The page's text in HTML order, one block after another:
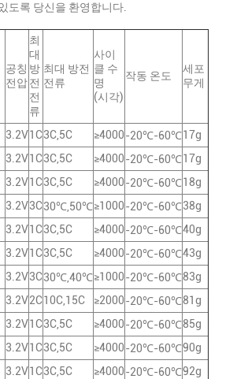
도록 당신을 환영합니다.
공칭
전압
최
대
방
전
전
류
최대 방전
전류
사이
클 수
명
(시각)
작동 온도
세포
무게
3.2V1C3C,5C ≥4000-20℃-60℃17g
3.2V1C3C,5C ≥4000-20℃-60℃17g
3.2V1C3C,5C ≥4000-20℃-60℃18g
3.2V3C30℃,50℃≥1000-20℃-60℃38g
3.2V1C3C,5C ≥4000-20℃-60℃40g
3.2V1C3C,5C ≥4000-20℃-60℃43g
3.2V3C30℃,40℃≥1000-20℃-60℃83g
3.2V2C10C,15C ≥2000-20℃-60℃81g
3.2V1C3C,5C ≥4000-20℃-60℃85g
3.2V1C3C,5C ≥4000-20℃-60℃90g
3.2V1C3C,5C ≥4000-20℃-60℃92g